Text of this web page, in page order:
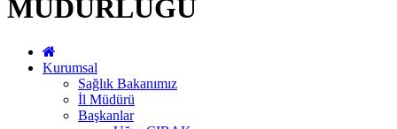
MÜDÜRLÜĞÜ
Kurumsal
Sağlık Bakanımız
İl Müdürü
Başkanlar